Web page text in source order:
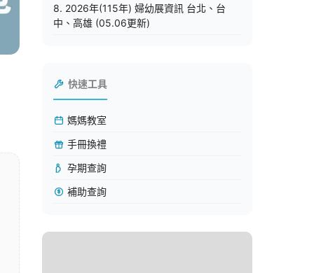
8. 2026年(115年) 婦幼展資訊 台北、台
中、高雄 (05.06更新)
快速工具
媽媽教室
手冊換禮
孕期查詢
補助查詢